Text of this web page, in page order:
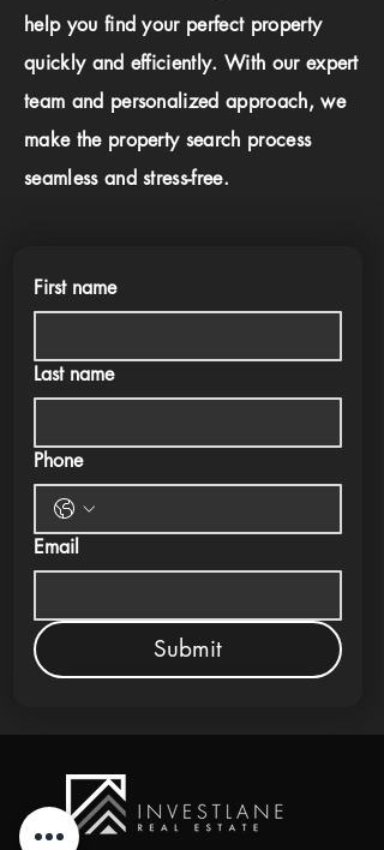
help you find your perfect property
quickly and efficiently. With our expert
team and personalized approach, we
make the property search process
seamless and stress-free.
First name
Last name
Phone
Email
Submit